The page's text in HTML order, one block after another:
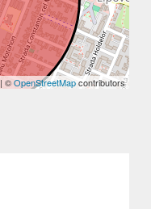
| ©OpenStreetMapcontributors